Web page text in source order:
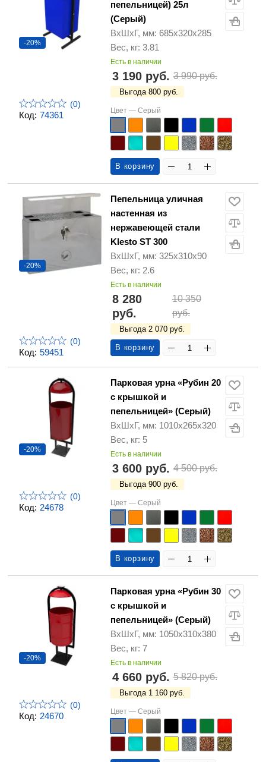
Код: 74361
-20%
(0)
пепельницей) 25л
(Серый)
ВхШхГ, мм: 685х320х285
Вес, кг: 3.81
Есть в наличии
3 190 руб. 3 990 руб.
Выгода 800 руб.
Цвет — Серый
В корзину
Код: 59451
-20%
(0)
Пепельница уличная
настенная из
нержавеющей стали
Klesto ST 300
ВхШхГ, мм: 325х310х90
Вес, кг: 2.6
Есть в наличии
8 280
руб.
10 350
руб.
Выгода 2 070 руб.
В корзину
Код: 24678
-20%
(0)
Парковая урна «Рубин 20
с крышкой и
пепельницей» (Серый)
ВхШхГ, мм: 1010х265х320
Вес, кг: 5
Есть в наличии
3 600 руб. 4 500 руб.
Выгода 900 руб.
Цвет — Серый
В корзину
Код: 24670
-20%
(0)
Парковая урна «Рубин 30
с крышкой и
пепельницей» (Серый)
ВхШхГ, мм: 1050х310х380
Вес, кг: 7
Есть в наличии
4 660 руб. 5 820 руб.
Выгода 1 160 руб.
Цвет — Серый